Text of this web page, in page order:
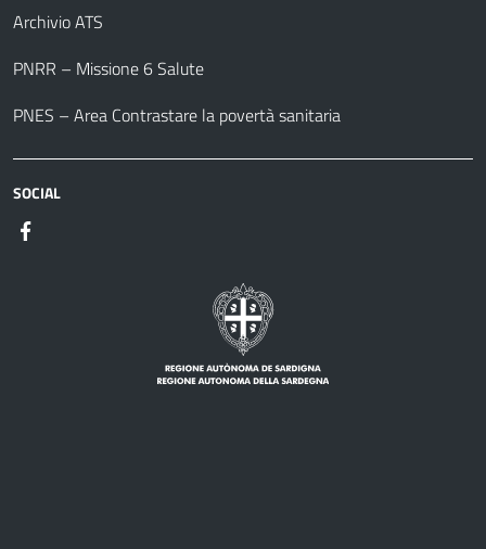
Archivio ATS
PNRR – Missione 6 Salute
PNES – Area Contrastare la povertà sanitaria
SOCIAL